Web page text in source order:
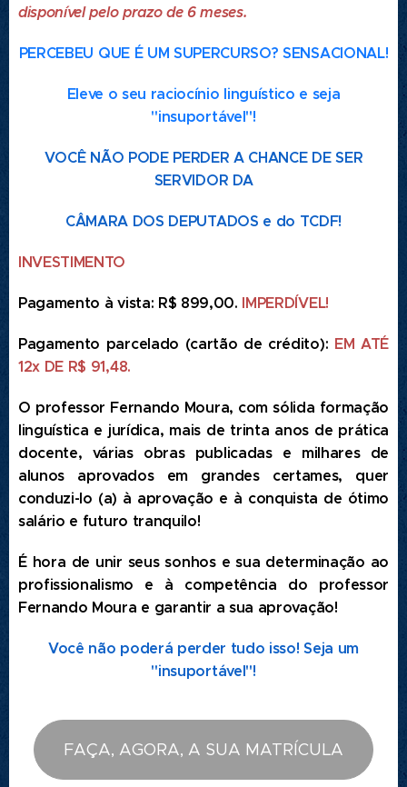
disponível pelo prazo de 6 meses.
PERCEBEU QUE É UM SUPERCURSO? SENSACIONAL!
Eleve o seu raciocínio linguístico e seja
"insuportável"!
VOCÊ NÃO PODE PERDER A CHANCE DE SER
SERVIDOR DA
CÂMARA DOS DEPUTADOS e do TCDF!
INVESTIMENTO
Pagamento à vista: R$ 899,00. IMPERDÍVEL!
Pagamento parcelado (cartão de crédito): EM ATÉ
12x DE R$ 91,48.
O professor Fernando Moura, com sólida formação
linguística e jurídica, mais de trinta anos de prática
docente, várias obras publicadas e milhares de
alunos aprovados em grandes certames, quer
conduzi-lo (a) à aprovação e à conquista de ótimo
salário e futuro tranquilo!
É hora de unir seus sonhos e sua determinação ao
profissionalismo e à competência do professor
Fernando Moura e garantir a sua aprovação!
Você não poderá perder tudo isso! Seja um
"insuportável"!
FAÇA, AGORA, A SUA MATRÍCULA